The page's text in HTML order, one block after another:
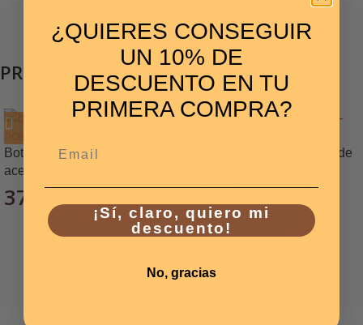
PRODUCTOS RELACIONADOS
Bota 380T200N con punta de
acero
37,97€
Bota Bekina seguridad verde
78,12€
¿QUIERES CONSEGUIR
UN 10% DE
DESCUENTO EN TU
PRIMERA COMPRA?
¡Sí, claro, quiero mi
descuento!
No, gracias